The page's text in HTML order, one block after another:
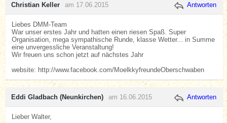
Christian Keller am 17.06.2015 Antworten
Liebes DMM-Team
War unser erstes Jahr und hatten einen riesen Spaß. Super
Organisation, mega sympathische Runde, klasse Wetter... in Summe
eine unvergessliche Veranstaltung!
Wir freuen uns schon jetzt auf nächstes Jahr
website: http://www.facebook.com/MoelkkyfreundeOberschwaben
Eddi Gladbach (Neunkirchen) am 16.06.2015 Antworten
Lieber Walter,